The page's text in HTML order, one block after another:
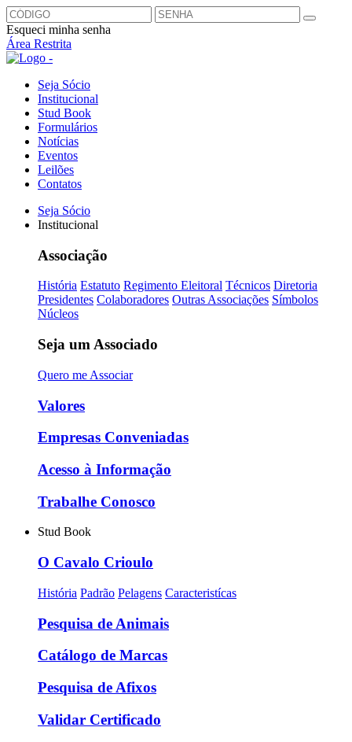
Esqueci minha senha
Área Restrita
Seja Sócio
Institucional
Stud Book
Formulários
Notícias
Eventos
Leilões
Contatos
Seja Sócio
Institucional
Associação
História Estatuto Regimento Eleitoral Técnicos Diretoria
Presidentes Colaboradores Outras Associações Símbolos
Núcleos
Seja um Associado
Quero me Associar
Valores
Empresas Conveniadas
Acesso à Informação
Trabalhe Conosco
Stud Book
O Cavalo Crioulo
História Padrão Pelagens Caracteristícas
Pesquisa de Animais
Catálogo de Marcas
Pesquisa de Afixos
Validar Certificado